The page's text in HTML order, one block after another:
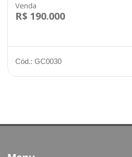
Venda
R$ 190.000
Cód.: GC0030